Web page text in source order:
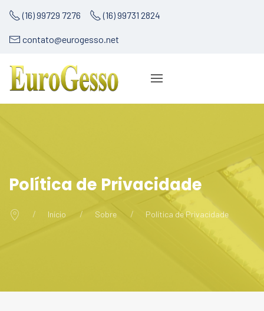
(16) 99729 7276 (16) 99731 2824
contato@eurogesso.net
Política de Privacidade
Início Sobre Política de Privacidade